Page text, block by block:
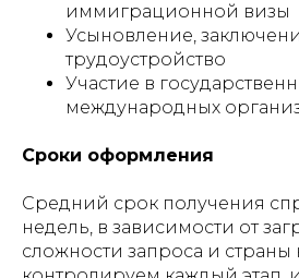
иммиграционной визы
Усыновление,
трудоустройство
Участие в
международных
Сроки оформления
Средний срок получения
недель, в зависимости от
сложности запроса и